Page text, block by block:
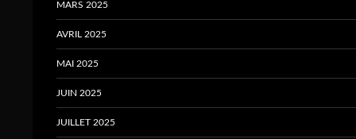
MARS 2025
AVRIL 2025
MAI 2025
JUIN 2025
JUILLET 2025